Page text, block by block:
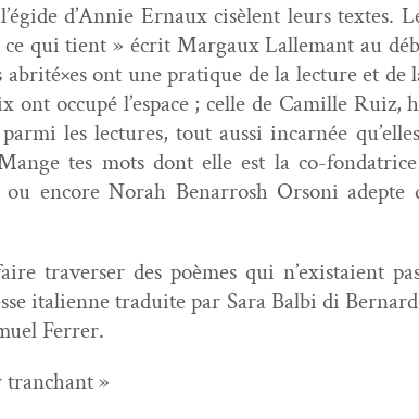
d’Annie Ernaux cisè­lent leurs textes.
ce qui tient » écrit Mar­gaux Lalle­mant au
abrité×es ont une pra­tique de la lec­ture et de
occupé l’espace ; celle de Camille Ruiz,
les lec­tures, tout aus­si incar­née
tes mots dont elle est la co-
encore Norah Benar­rosh Orsoni adepte
tra­vers­er des poèmes qui n’existaient
ital­i­enne traduite par Sara Bal­bi di
Ferrer.
tranchant »